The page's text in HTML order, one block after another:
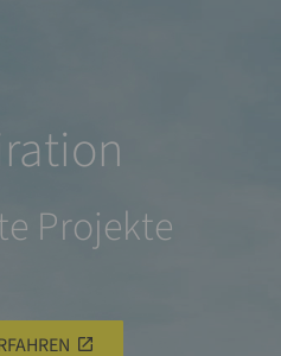
Projekte